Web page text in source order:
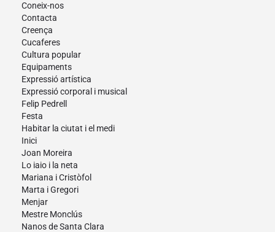
Coneix-nos
Contacta
Creença
Cucaferes
Cultura popular
Equipaments
Expressió artística
Expressió corporal i musical
Felip Pedrell
Festa
Habitar la ciutat i el medi
Inici
Joan Moreira
Lo iaio i la neta
Mariana i Cristòfol
Marta i Gregori
Menjar
Mestre Monclús
Nanos de Santa Clara